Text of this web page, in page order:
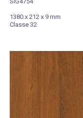
1380 x 212 x 9 mm
Classe 32